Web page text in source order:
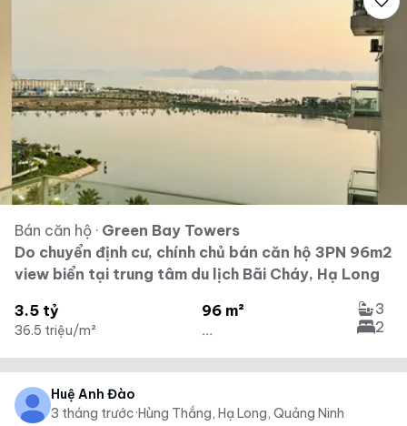
Bán căn hộ · Green Bay Towers
Do chuyển định cư, chính chủ bán căn hộ 3PN 96m2
view biển tại trung tâm du lịch Bãi Cháy, Hạ Long
3.5 tỷ
36.5 triệu/m²
96 m²
...
3
2
Huệ Anh Đào
3 tháng trước·Hùng Thắng, Hạ Long, Quảng Ninh